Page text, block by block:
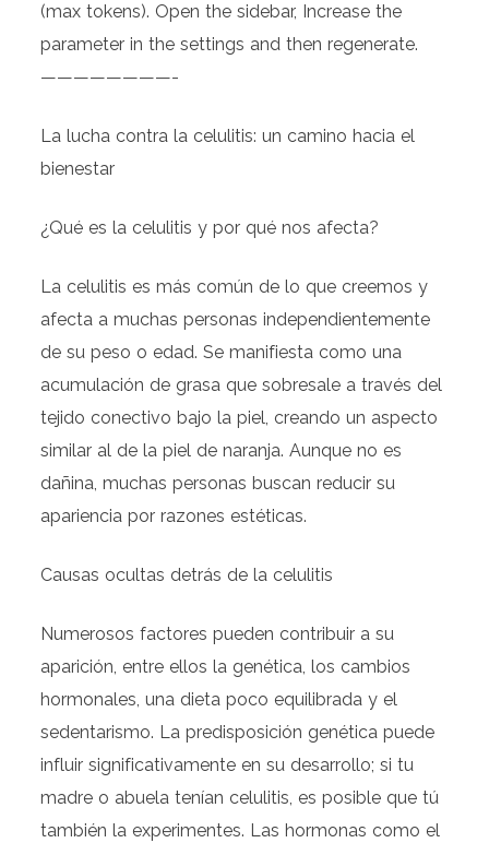
(max tokens). Open the sidebar, Increase the
parameter in the settings and then regenerate.
————————-
La lucha contra la celulitis: un camino hacia el
bienestar
¿Qué es la celulitis y por qué nos afecta?
La celulitis es más común de lo que creemos y
afecta a muchas personas independientemente
de su peso o edad. Se manifiesta como una
acumulación de grasa que sobresale a través del
tejido conectivo bajo la piel, creando un aspecto
similar al de la piel de naranja. Aunque no es
dañina, muchas personas buscan reducir su
apariencia por razones estéticas.
Causas ocultas detrás de la celulitis
Numerosos factores pueden contribuir a su
aparición, entre ellos la genética, los cambios
hormonales, una dieta poco equilibrada y el
sedentarismo. La predisposición genética puede
influir significativamente en su desarrollo; si tu
madre o abuela tenían celulitis, es posible que tú
también la experimentes. Las hormonas como el